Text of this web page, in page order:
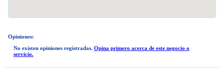
Opiniones:
No existen opiniones registradas. Opina primero acerca de este negocio o
servicio.